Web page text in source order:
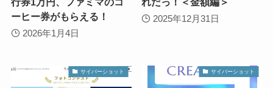
ーヒー券がもらえる！
2026年1月4日
2025年12月31日
サイバーショット サイバーショット